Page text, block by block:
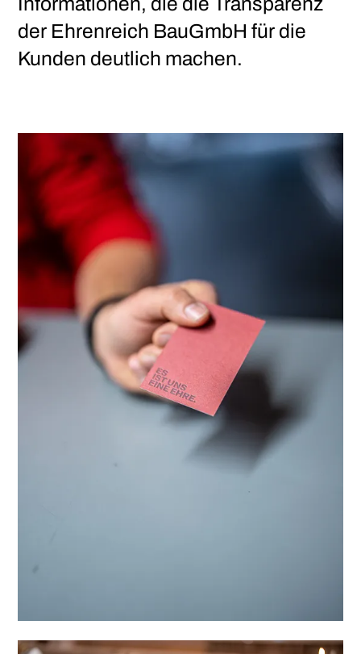
der Ehrenreich BauGmbH für die
Kunden deutlich machen.